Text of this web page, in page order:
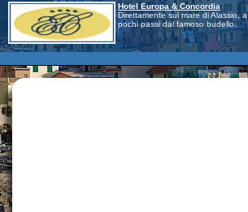
Hotel Europa & Concordia
Direttamente sul mare di Alassio, a
pochi passi dal famoso budello.